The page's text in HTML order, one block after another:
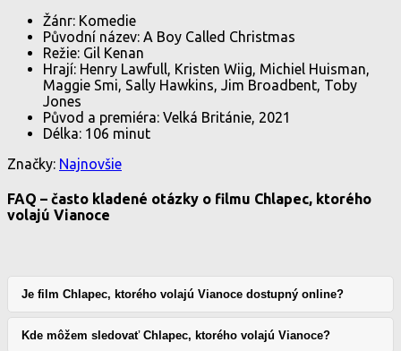
Žánr: Komedie
Původní název: A Boy Called Christmas
Režie: Gil Kenan
Hrají: Henry Lawfull, Kristen Wiig, Michiel Huisman,
Maggie Smi, Sally Hawkins, Jim Broadbent, Toby
Jones
Původ a premiéra: Velká Británie, 2021
Délka: 106 minut
Značky: Najnovšie
FAQ – často kladené otázky o filmu Chlapec, ktorého
volajú Vianoce
Je film Chlapec, ktorého volajú Vianoce dostupný online?
Kde môžem sledovať Chlapec, ktorého volajú Vianoce?